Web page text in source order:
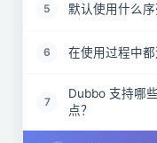
5 默认使用什么
6 在使用过程中
7
Dubbo 支持哪
点？